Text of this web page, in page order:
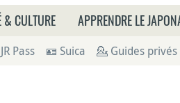
& CULTURE APPRENDRE LE
Pass 🪪 Suica 💁 Guides privés